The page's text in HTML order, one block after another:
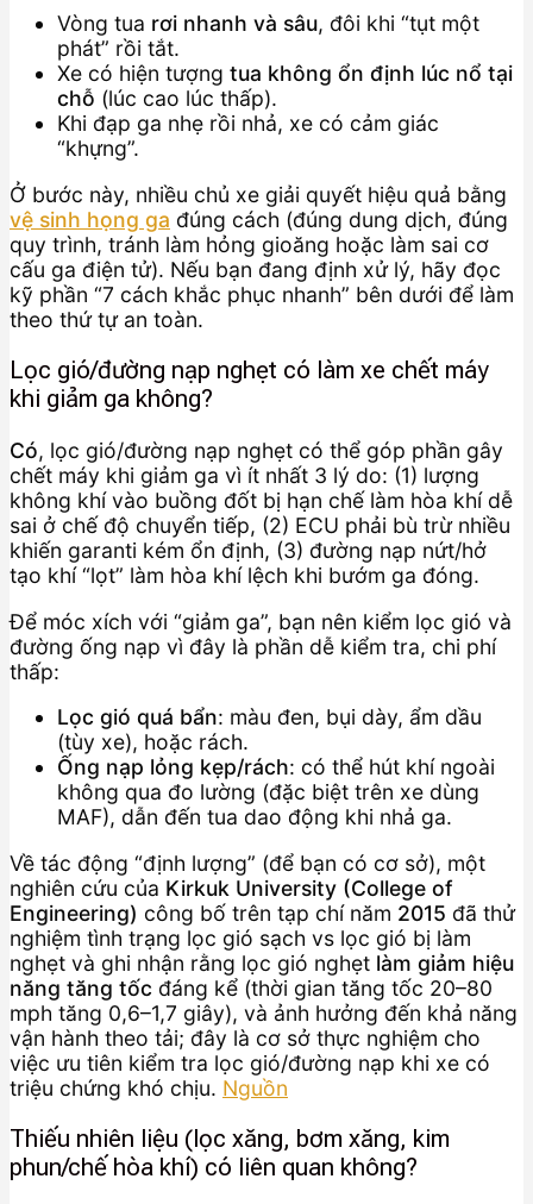
Vòng tua rơi nhanh và sâu, đôi khi “tụt một
phát” rồi tắt.
Xe có hiện tượng tua không ổn định lúc nổ tại
chỗ (lúc cao lúc thấp).
Khi đạp ga nhẹ rồi nhả, xe có cảm giác
“khựng”.
Ở bước này, nhiều chủ xe giải quyết hiệu quả bằng
vệ sinh họng ga đúng cách (đúng dung dịch, đúng
quy trình, tránh làm hỏng gioăng hoặc làm sai cơ
cấu ga điện tử). Nếu bạn đang định xử lý, hãy đọc
kỹ phần “7 cách khắc phục nhanh” bên dưới để làm
theo thứ tự an toàn.
Lọc gió/đường nạp nghẹt có làm xe chết máy
khi giảm ga không?
Có, lọc gió/đường nạp nghẹt có thể góp phần gây
chết máy khi giảm ga vì ít nhất 3 lý do: (1) lượng
không khí vào buồng đốt bị hạn chế làm hòa khí dễ
sai ở chế độ chuyển tiếp, (2) ECU phải bù trừ nhiều
khiến garanti kém ổn định, (3) đường nạp nứt/hở
tạo khí “lọt” làm hòa khí lệch khi bướm ga đóng.
Để móc xích với “giảm ga”, bạn nên kiểm lọc gió và
đường ống nạp vì đây là phần dễ kiểm tra, chi phí
thấp:
Lọc gió quá bẩn: màu đen, bụi dày, ẩm dầu
(tùy xe), hoặc rách.
Ống nạp lỏng kẹp/rách: có thể hút khí ngoài
không qua đo lường (đặc biệt trên xe dùng
MAF), dẫn đến tua dao động khi nhả ga.
Về tác động “định lượng” (để bạn có cơ sở), một
nghiên cứu của Kirkuk University (College of
Engineering) công bố trên tạp chí năm 2015 đã thử
nghiệm tình trạng lọc gió sạch vs lọc gió bị làm
nghẹt và ghi nhận rằng lọc gió nghẹt làm giảm hiệu
năng tăng tốc đáng kể (thời gian tăng tốc 20–80
mph tăng 0,6–1,7 giây), và ảnh hưởng đến khả năng
vận hành theo tải; đây là cơ sở thực nghiệm cho
việc ưu tiên kiểm tra lọc gió/đường nạp khi xe có
triệu chứng khó chịu. Nguồn
Thiếu nhiên liệu (lọc xăng, bơm xăng, kim
phun/chế hòa khí) có liên quan không?